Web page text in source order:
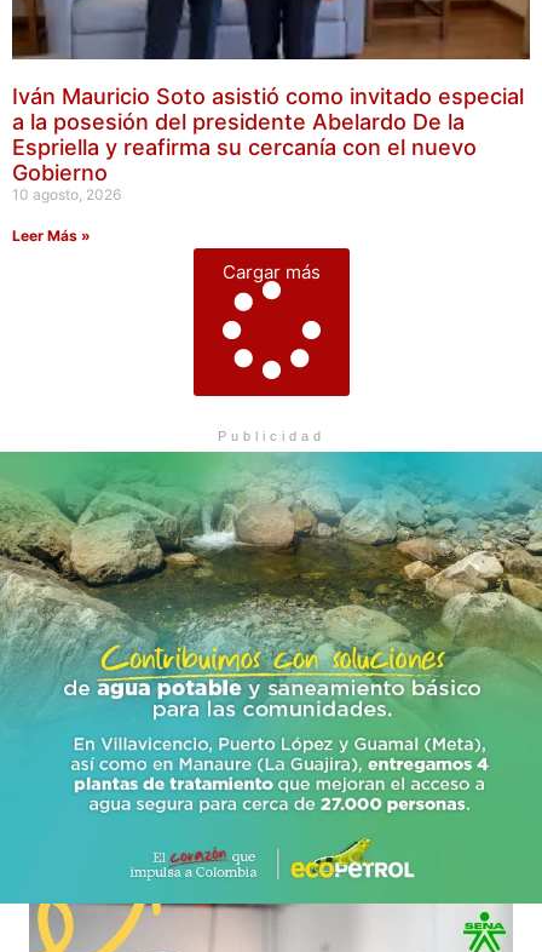
Iván Mauricio Soto asistió como invitado especial
a la posesión del presidente Abelardo De la
Espriella y reafirma su cercanía con el nuevo
Gobierno
10 agosto, 2026
Leer Más »
Cargar más
Publicidad